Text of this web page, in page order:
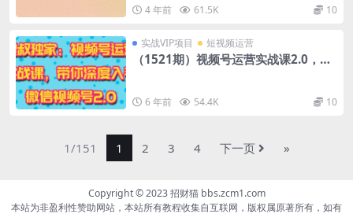
4 年前 61.5K 10
实战VIP项目 短视频运营
（1521期）视频号运营实战课2.0，目
6 年前 54.4K 10
1/151 1 2 3 4 下一页 »
Copyright © 2023 招财猫 bbs.zcm1.com
本站为非盈利性赞助网站，本站所有教程收集自互联网，版权属原著所有，如有